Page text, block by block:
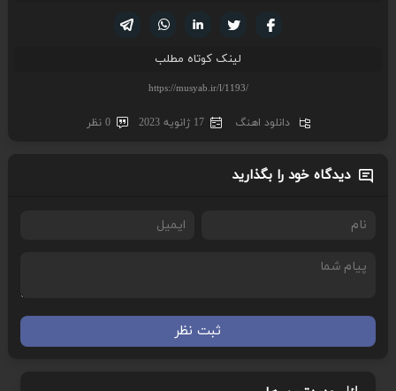
لینکدین تویتر
فیسوک
لینک کوتاه مطلب
دانلود اهنگ 17 ژانویه 2023 0 نظر
دیدگاه خود را بگذارید
ثبت نظر